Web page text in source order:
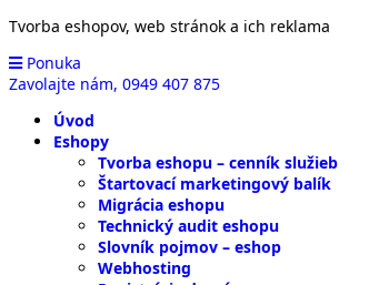
Tvorba eshopov, web stránok a ich reklama
Ponuka
Zavolajte nám, 0949 407 875
Úvod
Eshopy
Tvorba eshopu – cenník služieb
Štartovací marketingový balík
Migrácia eshopu
Technický audit eshopu
Slovník pojmov – eshop
Webhosting